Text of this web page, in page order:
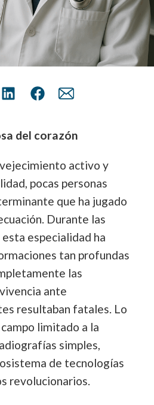
del corazón
activo y
pocas personas
que ha jugado
Durante las
especialidad ha
tan profundas
las
ante
resultaban fatales. Lo
limitado a la
simples,
de tecnologías
revolucionarios.